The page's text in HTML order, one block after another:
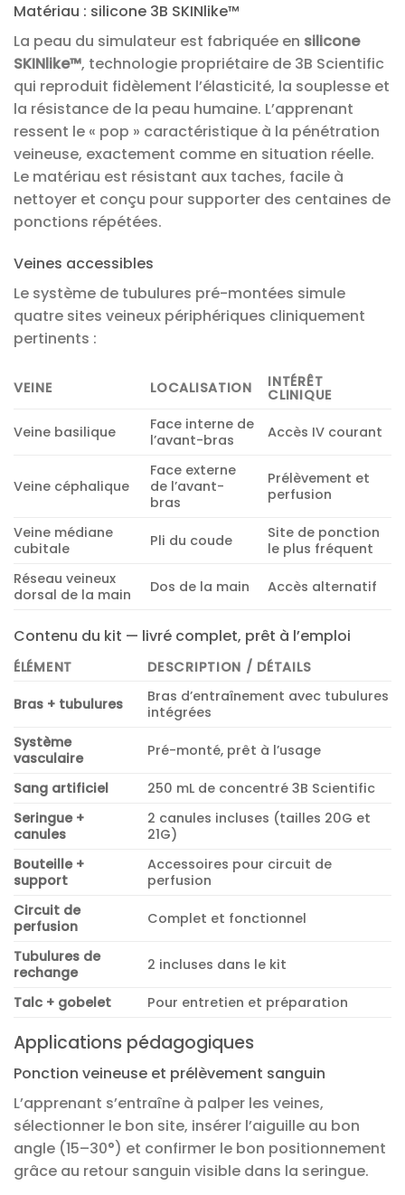
Matériau : silicone 3B SKINlike™
La peau du simulateur est fabriquée en silicone
SKINlike™, technologie propriétaire de 3B Scientific
qui reproduit fidèlement l’élasticité, la souplesse et
la résistance de la peau humaine. L’apprenant
ressent le « pop » caractéristique à la pénétration
veineuse, exactement comme en situation réelle.
Le matériau est résistant aux taches, facile à
nettoyer et conçu pour supporter des centaines de
ponctions répétées.
Veines accessibles
Le système de tubulures pré-montées simule
quatre sites veineux périphériques cliniquement
pertinents :
VEINE LOCALISATION INTÉRÊT
CLINIQUE
Veine basilique
Face interne de
l’avant-bras
Accès IV courant
Veine céphalique
Face externe
de l’avant-
bras
Prélèvement et
perfusion
Veine médiane
cubitale
Pli du coude
Site de ponction
le plus fréquent
Réseau veineux
dorsal de la main
Dos de la main Accès alternatif
Contenu du kit — livré complet, prêt à l’emploi
ÉLÉMENT DESCRIPTION / DÉTAILS
Bras + tubulures
Bras d’entraînement avec tubulures
intégrées
Système
vasculaire
Pré-monté, prêt à l’usage
Sang artificiel
250 mL de concentré 3B Scientific
Seringue +
canules
2 canules incluses (tailles 20G et
21G)
Bouteille +
support
Accessoires pour circuit de
perfusion
Circuit de
perfusion
Complet et fonctionnel
Tubulures de
rechange
2 incluses dans le kit
Talc + gobelet Pour entretien et préparation
Applications pédagogiques
Ponction veineuse et prélèvement sanguin
L’apprenant s’entraîne à palper les veines,
sélectionner le bon site, insérer l’aiguille au bon
angle (15–30°) et confirmer le bon positionnement
grâce au retour sanguin visible dans la seringue.